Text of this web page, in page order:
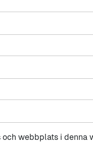
och webbplats i